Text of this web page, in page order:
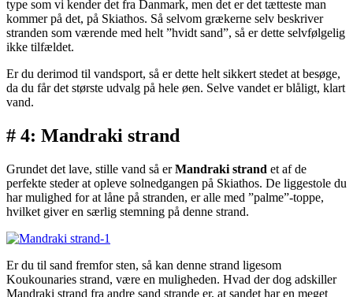
type som vi kender det fra Danmark, men det er det tætteste man
kommer på det, på Skiathos. Så selvom grækerne selv beskriver
stranden som værende med helt ”hvidt sand”, så er dette selvfølgelig
ikke tilfældet.
Er du derimod til vandsport, så er dette helt sikkert stedet at besøge,
da du får det største udvalg på hele øen. Selve vandet er blåligt, klart
vand.
# 4: Mandraki strand
Grundet det lave, stille vand så erMandraki strand et af de
perfekte steder at opleve solnedgangen på Skiathos. De liggestole du
har mulighed for at låne på stranden, er alle med ”palme”-toppe,
hvilket giver en særlig stemning på denne strand.
Er du til sand fremfor sten, så kan denne strand ligesom
Koukounaries strand, være en muligheden. Hvad der dog adskiller
Mandraki strand fra andre sand strande er, at sandet har en meget